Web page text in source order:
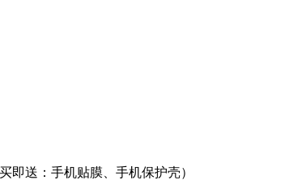
即送：手机贴膜、手机保护壳）